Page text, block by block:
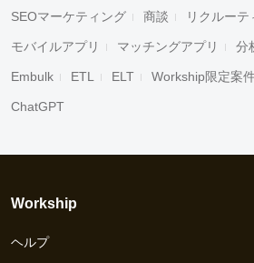
SEOマーケティング 商談 リクルーテ
モバイルアプリ マッチングアプリ 分
Embulk ETL ELT Workship限定案
ChatGPT
Workship
ヘルプ